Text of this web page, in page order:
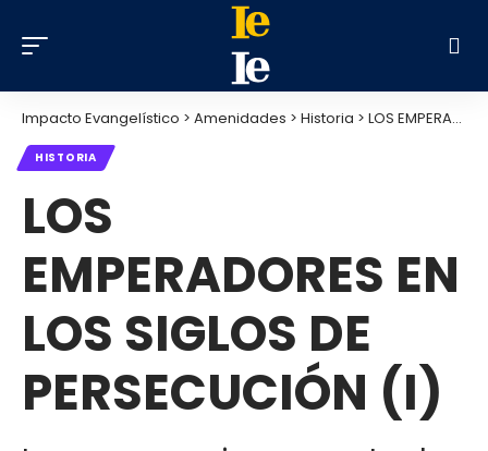
Impacto Evangelístico > Amenidades > Historia > LOS EMPERADORES EN LOS SIGLOS DE PERSECUCIÓN (I)
HISTORIA
LOS
EMPERADORES EN
LOS SIGLOS DE
PERSECUCIÓN (I)